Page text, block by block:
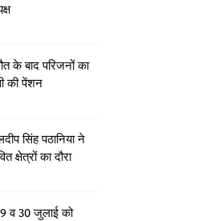
के बाद परिजनों का
की पेंशन
सिंह पठानिया ने
क्षेत्रों का दौरा
व 30 जुलाई को